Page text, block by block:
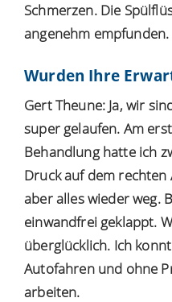
Schmerzen. Die
angenehm empfunden.
Wurden Ihre
Gert Theune: Ja, wir
super gelaufen. Am
Behandlung hatte ich
Druck auf dem rechten
aber alles wieder weg.
einwandfrei geklappt.
überglücklich. Ich
Autofahren und ohne
arbeiten.